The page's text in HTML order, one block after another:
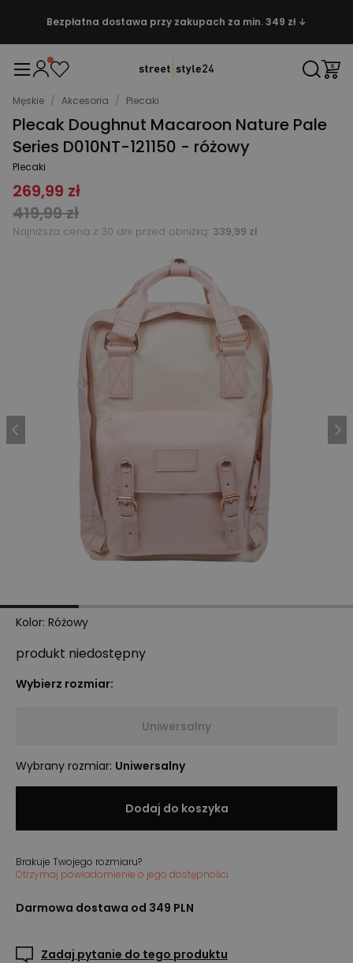
Bezpłatna dostawa przy zakupach za min. 349 zł ↓
Męskie / Akcesoria / Plecaki
Plecak Doughnut Macaroon Nature Pale
Series D010NT-121150 - różowy
Plecaki
269,99 zł
419,99 zł
Najniższa cena z 30 dni przed obniżką: 339,99 zł
Kolor: Różowy
produkt niedostępny
Wybierz rozmiar:
Uniwersalny
Wybrany rozmiar: Uniwersalny
Dodaj do koszyka
Brakuje Twojego rozmiaru?
Otrzymaj powiadomienie o jego dostępności
Darmowa dostawa od 349 PLN
Zadaj pytanie do tego produktu